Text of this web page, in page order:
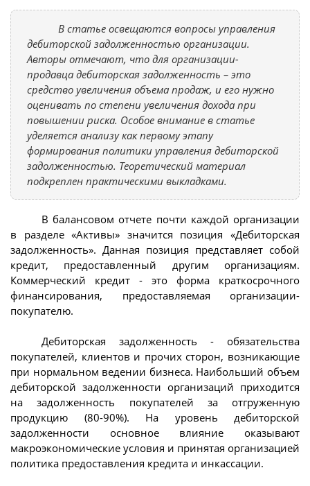
В статье освещаются вопросы управления
дебиторской задолженностью организации.
Авторы отмечают, что для организации-
продавца дебиторская задолженность – это
средство увеличения объема продаж, и его нужно
оценивать по степени увеличения дохода при
повышении риска. Особое внимание в статье
уделяется анализу как первому этапу
формирования политики управления дебиторской
задолженностью. Теоретический материал
подкреплен практическими выкладками.
В балансовом отчете почти каждой организации
в разделе «Активы» значится позиция «Дебиторская
задолженность». Данная позиция представляет собой
кредит, предоставленный другим организациям.
Коммерческий кредит - это форма краткосрочного
финансирования, предоставляемая организации-
покупателю.
Дебиторская задолженность - обязательства
покупателей, клиентов и прочих сторон, возникающие
при нормальном ведении бизнеса. Наибольший объем
дебиторской задолженности организаций приходится
на задолженность покупателей за отгруженную
продукцию (80-90%). На уровень дебиторской
задолженности основное влияние оказывают
макроэкономические условия и принятая организацией
политика предоставления кредита и инкассации.